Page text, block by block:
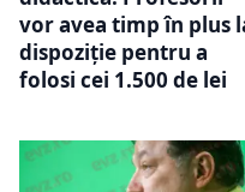
vor avea timp în plus
dispoziție pentru a
folosi cei 1.500 de lei